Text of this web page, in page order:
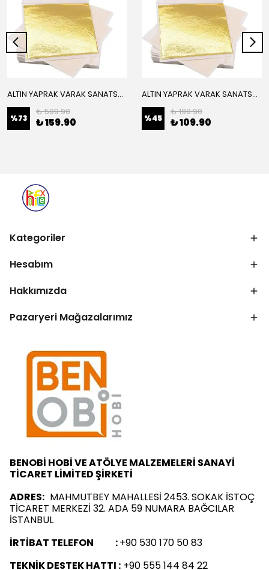
ALTIN YAPRAK VARAK SANATSAL BÜYÜK BOY FOLYO EPOKSİ REÇİNE NAİL ART 16 ADET 14X14 CM ALTIN RENK
%73
₺ 599.90
₺ 159.90
ALTIN YAPRAK VARAK SANATSAL BÜYÜK BOY FOLYO EPOKSİ REÇİNE NAİL ART 8 ADET ALTIN RENK 14X14 CM
%45
₺ 199.90
₺ 109.90
Kategoriler
Hesabım
Hakkımızda
Pazaryeri Mağazalarımız
BENOBİ HOBİ VE ATÖLYE MALZEMELERİ SANAYİ
TİCARET LİMİTED ŞİRKETİ
ADRES: MAHMUTBEY MAHALLESİ 2453. SOKAK İSTOÇ
TİCARET MERKEZİ 32. ADA 59 NUMARA BAĞCILAR
İSTANBUL
İRTİBAT TELEFON :+90 530 170 50 83
TEKNİK DESTEK HATTI : +90 555 144 84 22